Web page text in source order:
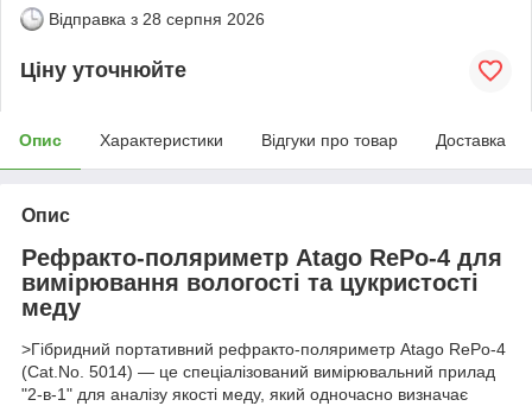
Відправка з 28 серпня 2026
Ціну уточнюйте
Опис Характеристики Відгуки про товар Доставка
Опис
Рефракто-поляриметр Atago RePo-4 для
вимірювання вологості та цукристості
меду
>Гібридний портативний рефракто-поляриметр Atago RePo-4
(Cat.No. 5014) — це спеціалізований вимірювальний прилад
"2-в-1" для аналізу якості меду, який одночасно визначає